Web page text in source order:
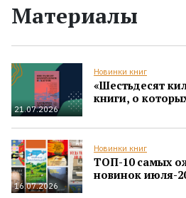
Материалы
21.07.2026
Новинки книг
«Шестьдесят
книги, о
16.07.2026
Новинки книг
ТОП-10 самых
новинок июля-